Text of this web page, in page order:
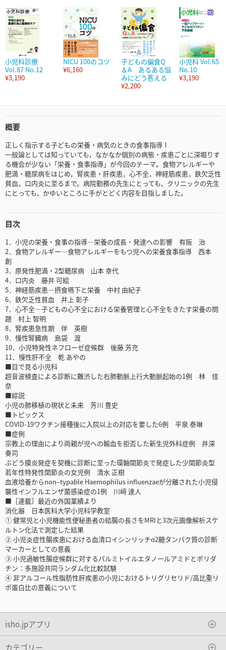
小児科診療
Vol.87 No.12
¥3,190
NICU 100のコツ
¥6,160
子どもの偏食Q
＆A あるある悩
みにどう答える
¥2,200
小児科 Vol.65
No.10
¥3,190
概要
正しく指示する子どもの栄養・病気のときの食事指導Ⅰ
一般論としては知っていても，なかなか個別の病態・疾患ごとに深堀りす
る機会が少ない「栄養・食事指導」が今回のテーマ。食物アレルギーや
肥満・糖尿病をはじめ，腎疾患・肝疾患，心不全，神経筋疾患，鉄欠乏性
貧血，口内炎に至るまで。病院勤務の先生にとっても，クリニックの先生
にとっても，かゆいところに手がとどく内容を目指しました。
目次
1．小児の栄養・食事の指導―栄養の成長・発達への影響 有阪 治
2．食物アレルギー―食物アレルギーをもつ児への栄養食事指導 西本
創
3．原発性肥満・2型糖尿病 山本 幸代
4．口内炎 藤井 可絵
5．神経筋疾患―摂食嚥下と栄養 中村 由紀子
6．鉄欠乏性貧血 井上 彰子
7．心不全―子どもの心不全における栄養管理と心不全をきたす栄養の問
題 村上 智明
8．腎疾患急性期 伴 英樹
9．慢性腎臓病 島袋 渡
10．小児特発性ネフローゼ症候群 後藤 芳充
11．慢性肝不全 乾 あやの
■目で見る小児科
超音波検査による診断に難渋した右肺動脈上行大動脈起始の1例 林 佳
奈
■綜説
小児の肺移植の現状と未来 芳川 豊史
■トピックス
COVID-19ワクチン接種後に入院以上の対応を要した6例 平泉 泰琳
■症例
宗教上の理由により両親が児への輸血を拒否した新生児外科症例 井深
奏司
ぶどう膜炎発症を契機に診断に至った環軸関節炎で発症した少関節炎型
若年性特発性関節炎の女児例 清水 正樹
血液培養からnon‒typable Haemophilus influenzaeが分離された小児侵
襲性インフルエンザ菌感染症の1例 川﨑 達人
■［連載］最近の外国業績より
消化器 日本医科大学小児科学教室
① 健常児と小児機能性便秘患者の結腸の長さをMRIと3次元画像解析スケ
ルトン化法で測定した結果
② 小児炎症性腸疾患における血清ロイシンリッチα2糖タンパク質の診断
マーカーとしての意義
③ 小児過敏性腸症候群に対するパルミトイルエタノールアミドとポリダ
チン：多施設共同ランダム化比較試験
④ 非アルコール性脂肪性肝疾患の小児におけるトリグリセリド/高比重リ
ポ蛋白比の意義について
isho.jpアプリ
カテゴリー